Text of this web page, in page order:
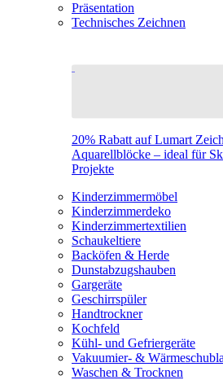
Präsentation
Technisches Zeichnen
20% Rabatt auf Lumart
Aquarellblöcke – ideal für
Projekte
Kinderzimmermöbel
Kinderzimmerdeko
Kinderzimmertextilien
Schaukeltiere
Backöfen & Herde
Dunstabzugshauben
Gargeräte
Geschirrspüler
Handtrockner
Kochfeld
Kühl- und Gefriergeräte
Vakuumier- &
Waschen & Trocknen